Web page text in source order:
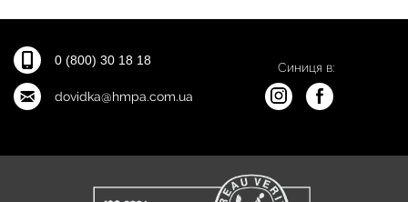
0 (800) 30 18 18
dovidka@hmpa.com.ua
Синиця в: